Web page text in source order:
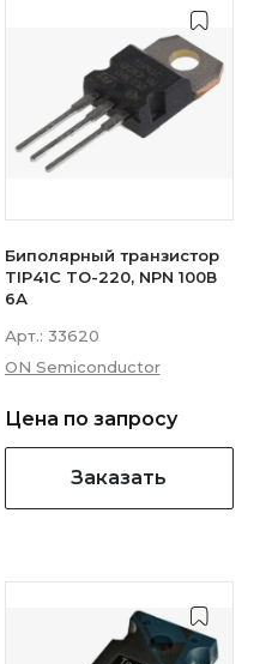
Биполярный транзистор
TIP41C TO-220, NPN 100В
6А
Арт.: 33620
ON Semiconductor
Цена по запросу
Заказать